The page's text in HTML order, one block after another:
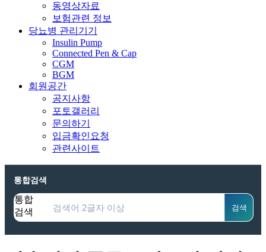
동영상자료
보험관련 정보
당뇨병 관리기기
Insulin Pump
Connected Pen & Cap
CGM
BGM
회원공간
공지사항
포토갤러리
문의하기
입금확인요청
관련사이트
통합검색
통합
검색
검색